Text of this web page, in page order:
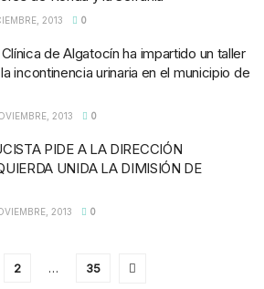
2013 0
de Algatocín ha impartido un taller
incontinencia urinaria en el municipio de
2013 0
PIDE A LA DIRECCIÓN
UNIDA LA DIMISIÓN DE
2013 0
2 … 35